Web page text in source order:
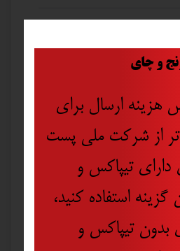
و چای
هزینه ارسال برای
تر از شرکت ملی پست
تیپاکس و
استفاده کنید،
بدون تیپاکس و